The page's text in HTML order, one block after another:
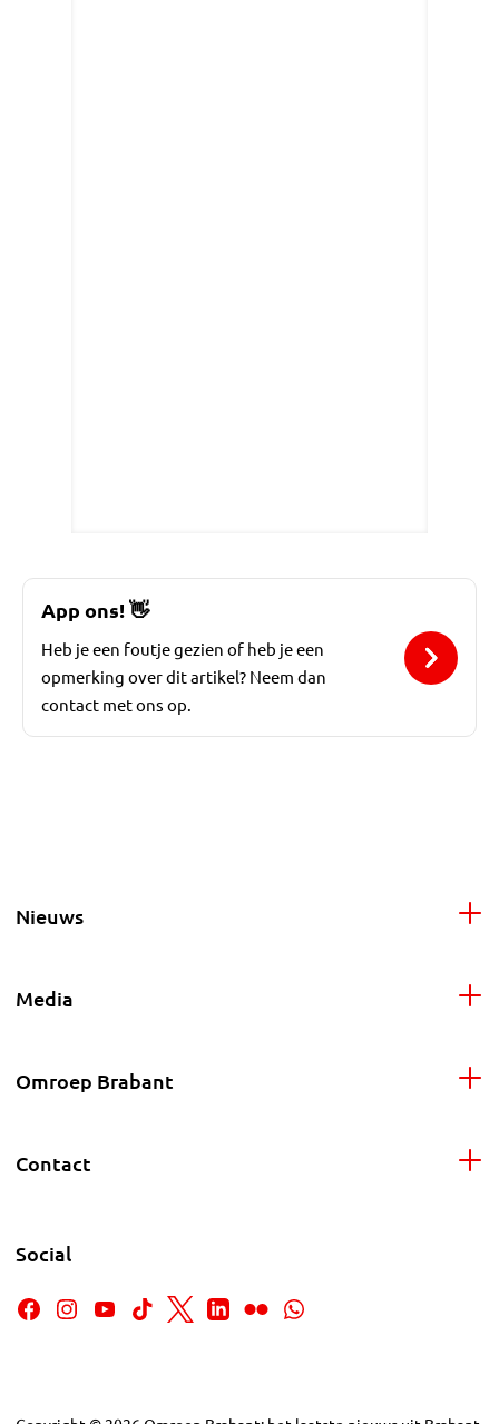
App ons!👋
Heb je een foutje gezien of heb je een
opmerking over dit artikel? Neem dan
contact met ons op.
Nieuws
Media
Omroep Brabant
Contact
Social